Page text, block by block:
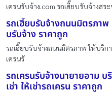
เครนรับจ้าง.com รถเฮี๊ยบรับจ้างสร
รถเฮี๊ยบรับจ้างถนนมิตรภาพ
บรับจ้าง ราคาถูก
รถเฮี๊ยบรับจ้างถนนมิตรภาพ ให้บริก
เครนรั
รถเครนรับจ้างนายายอาม บ
เช่า ให้เช่ารถเครน ราคาถูก